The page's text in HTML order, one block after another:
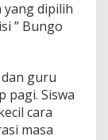
yang dipilih
” Bungo
guru
pagi. Siswa
cara
masa